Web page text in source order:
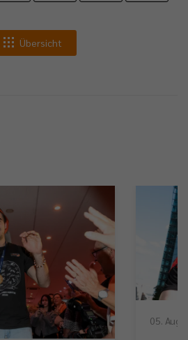
Übersicht
05.